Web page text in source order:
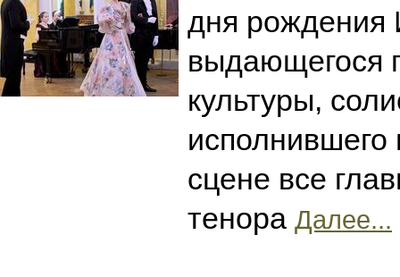
дня рождения
выдающегося
культуры,
исполнившего
сцене все
тенора Далее...